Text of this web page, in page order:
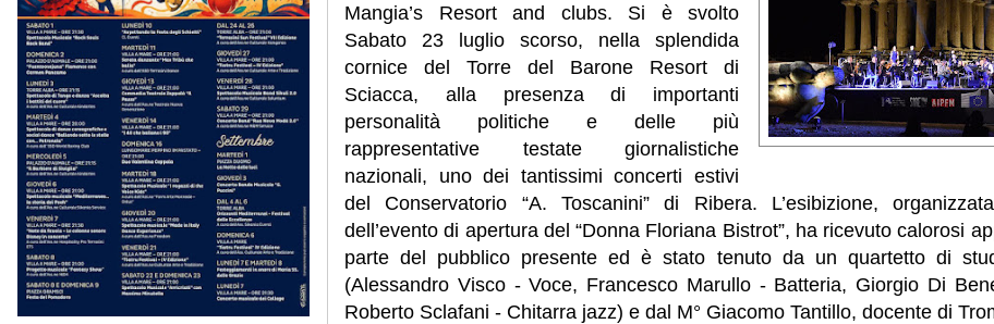
Mangia’s Resort and clubs. Si è svolto
Sabato 23 luglio scorso, nella splendida
cornice del Torre del Barone Resort di
Sciacca, alla presenza di importanti
personalità politiche e delle più
rappresentative testate giornalistiche
nazionali, uno dei tantissimi concerti estivi
del Conservatorio “A. Toscanini” di Ribera. L’esibizione,
dell’evento di apertura del “Donna Floriana Bistrot”, ha ricevuto calorosi
parte del pubblico presente ed è stato tenuto da un quartetto di
(Alessandro Visco - Voce, Francesco Marullo - Batteria, Giorgio Di
Roberto Sclafani - Chitarra jazz) e dal M° Giacomo Tantillo, docente di